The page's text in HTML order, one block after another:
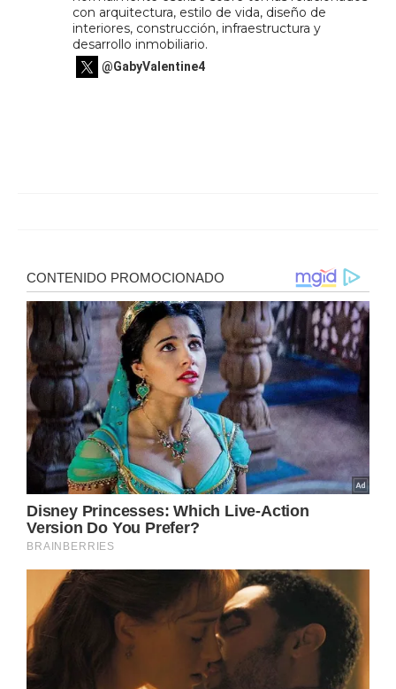
con arquitectura, estilo de vida, diseño de
interiores, construcción, infraestructura y
desarrollo inmobiliario.
@GabyValentine4